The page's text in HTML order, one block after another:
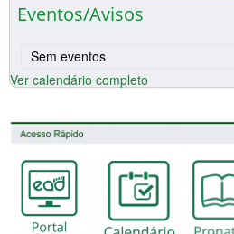
Eventos/Avisos
Sem eventos
Ver calendário completo